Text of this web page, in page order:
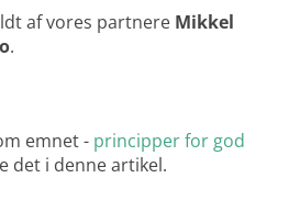
af vores partnere Mikkel
.
emnet - principper for god
det i denne artikel.